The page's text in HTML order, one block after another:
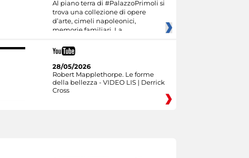
Al piano terra di #PalazzoPrimoli si
trova una collezione di opere
d’arte, cimeli napoleonici,
memorie familiari. La
28/05/2026
Robert Mapplethorpe. Le forme
della bellezza - VIDEO LIS | Derrick
Cross